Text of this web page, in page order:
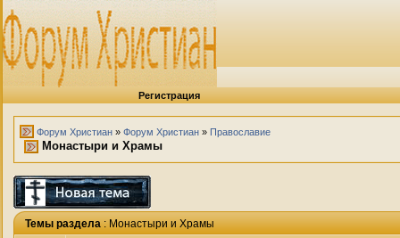
Регистрация
Форум Христиан » Форум Христиан » Православие
Монастыри и Храмы
Темы раздела: Монастыри и Храмы